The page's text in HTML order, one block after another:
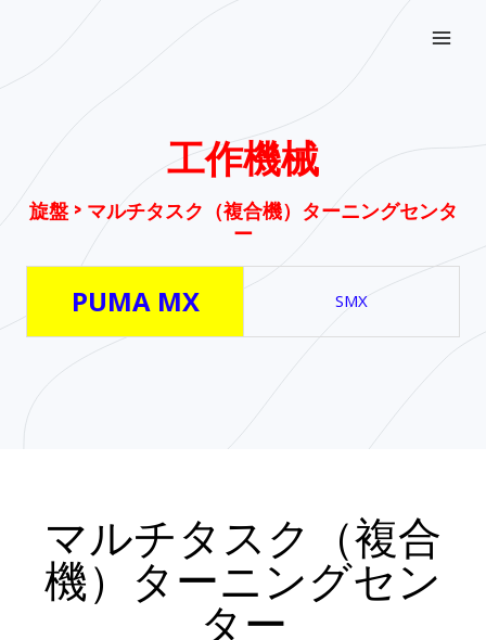
工作機械
旋盤 > マルチタスク（複合機）ターニングセンタ
ー
PUMA MX SMX
マルチタスク（複合
機）ターニングセン
ター